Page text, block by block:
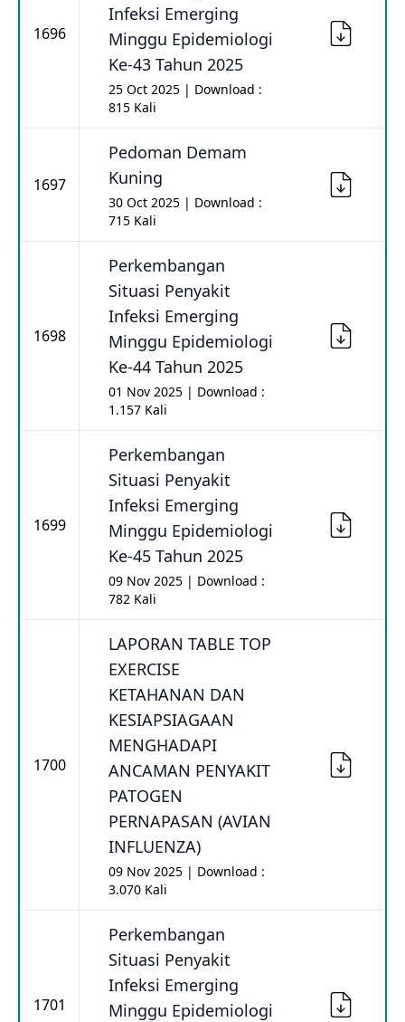
1696
Infeksi Emerging
Minggu Epidemiologi
Ke-43 Tahun 2025
25 Oct 2025 | Download :
815 Kali
1697
Pedoman Demam
Kuning
30 Oct 2025 | Download :
715 Kali
1698
Perkembangan
Situasi Penyakit
Infeksi Emerging
Minggu Epidemiologi
Ke-44 Tahun 2025
01 Nov 2025 | Download :
1.157 Kali
1699
Perkembangan
Situasi Penyakit
Infeksi Emerging
Minggu Epidemiologi
Ke-45 Tahun 2025
09 Nov 2025 | Download :
782 Kali
1700
LAPORAN TABLE TOP
EXERCISE
KETAHANAN DAN
KESIAPSIAGAAN
MENGHADAPI
ANCAMAN PENYAKIT
PATOGEN
PERNAPASAN (AVIAN
INFLUENZA)
09 Nov 2025 | Download :
3.070 Kali
1701
Perkembangan
Situasi Penyakit
Infeksi Emerging
Minggu Epidemiologi